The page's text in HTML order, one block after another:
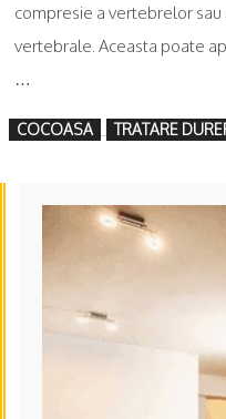
compresie a vertebrelor
vertebrale. Aceasta poate
…
COCOASA TRATARE